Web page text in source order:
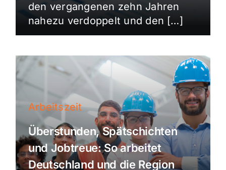
den vergangenen zehn Jahren
nahezu verdoppelt und den […]
Arbeitszeit
Überstunden, Spätschichten
und Jobtreue: So arbeitet
Deutschland und die Region